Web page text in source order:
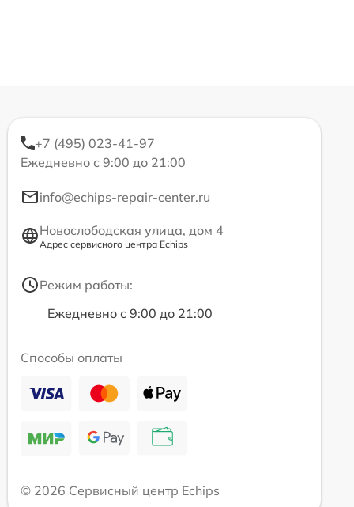
+7 (495) 023-41-97
Ежедневно с 9:00 до 21:00
info@echips-repair-center.ru
Новослободская улица, дом 4
Адрес сервисного центра Echips
Режим работы:
Ежедневно с 9:00 до 21:00
Способы оплаты
© 2026 Сервисный центр Echips